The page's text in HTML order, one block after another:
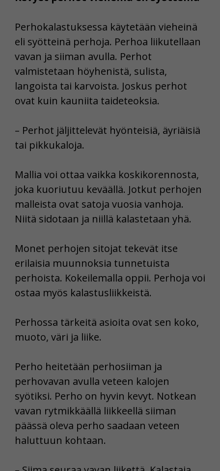
Perhokalastuksessa käytetään vieheinä
eli syötteinä perhoja. Perhoa liikutellaan
vavan ja siiman avulla. Perhot
valmistetaan höyhenistä, sulista,
langoista tai karvoista. Joskus perhot
ovat kuin kauniita taideteoksia.
– Perhot jäljittelevät hyönteisiä, äyriäisiä
tai pikkukaloja.
Mallia voi ottaa vaikka koskikorennosta,
joka kuoriutuu keväällä. Jotkut perhojen
malleista ovat satoja vuosia vanhoja.
Niitä sidotaan ja niillä kalastetaan yhä.
Monet perhojen sitojat tekevät itse
erilaisia muunnoksia tunnetuista
perhoista. Kokeilemalla oppii. Perhoja voi
ostaa myös kalastusliikkeistä.
Perhossa tärkeitä asioita ovat sen koko,
muoto, väri ja liike.
Perho heitetään perhosiiman ja
perhovavan avulla veteen kalojen
syötiksi. Perho on hyvin kevyt. Notkean
vavan rytmikkäällä liikkeellä siiman
päässä oleva perho saadaan veteen
haluttuun kohtaan.